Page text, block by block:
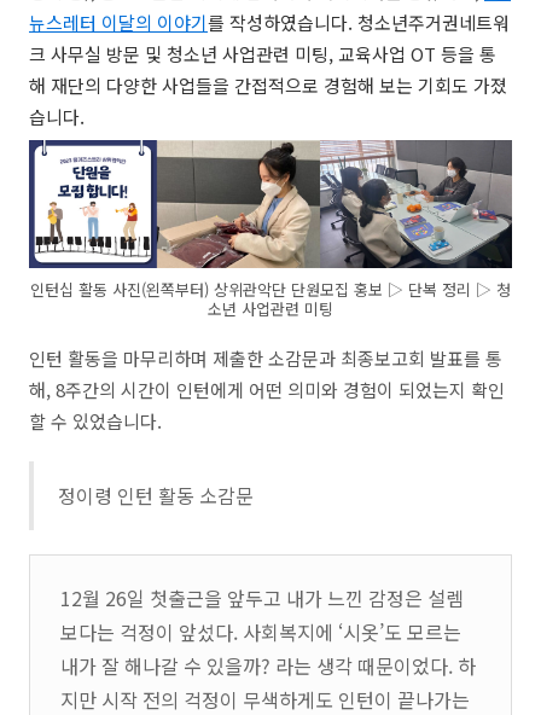
뉴스레터 이달의 이야기를 작성하였습니다. 청소년주거권네트워
크 사무실 방문 및 청소년 사업관련 미팅, 교육사업 OT 등을 통
해 재단의 다양한 사업들을 간접적으로 경험해 보는 기회도 가졌
습니다.
인턴십 활동 사진(왼쪽부터) 상위관악단 단원모집 홍보 ▷ 단복 정리 ▷ 청
소년 사업관련 미팅
인턴 활동을 마무리하며 제출한 소감문과 최종보고회 발표를 통
해, 8주간의 시간이 인턴에게 어떤 의미와 경험이 되었는지 확인
할 수 있었습니다.
정이령 인턴 활동 소감문
12월 26일 첫출근을 앞두고 내가 느낀 감정은 설렘
보다는 걱정이 앞섰다. 사회복지에 ‘시옷’도 모르는
내가 잘 해나갈 수 있을까? 라는 생각 때문이었다. 하
지만 시작 전의 걱정이 무색하게도 인턴이 끝나가는